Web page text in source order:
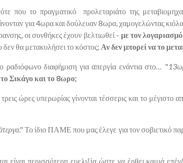
που το πραγματικό προλεταριάτο της
για 4ωρα και δούλευαν 8ωρα, χαμογελώντας
οι συνθήκες έχουν βελτιωθεί - με τον
δεν θα μετακυλήσει το κόστος; Αν δεν μπορεί να το
διαφήμιση για απεργία ενάντια στο… "
Σικάγο και το 8ωρο;
ώρες υπερωρίας γίνονται τέσσερις και το
." Το ίδιο ΠΑΜΕ που μας έλεγε για τον σοβιετικό
είναι περισσότερη ευελιξία ώστε να έρθει καμιά